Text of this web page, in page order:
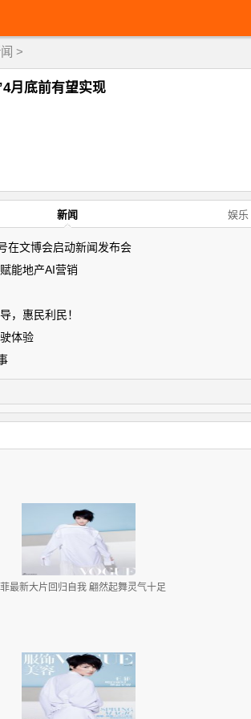
>
月底前有望实现
新闻 娱乐
在文博会启动新闻发布会
能地产AI营销
，惠民利民！
体验
最新大片回归自我 翩然起舞灵气十足